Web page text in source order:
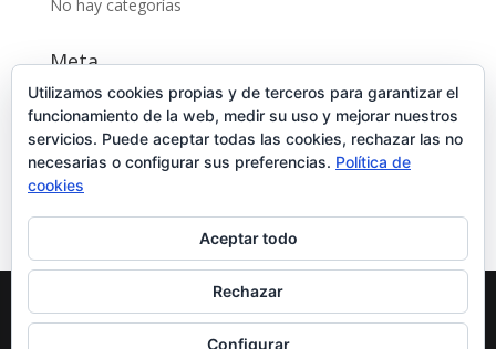
No hay categorías
Meta
Acceder
Feed de entradas
Feed de comentarios
WordPress.org
| © 2024 Todos los Derechos
Utilizamos cookies propias y de terceros para garantizar el
funcionamiento de la web, medir su uso y mejorar nuestros
servicios. Puede aceptar todas las cookies, rechazar las no
necesarias o configurar sus preferencias. Política de
cookies
Aceptar todo
Rechazar
Configurar